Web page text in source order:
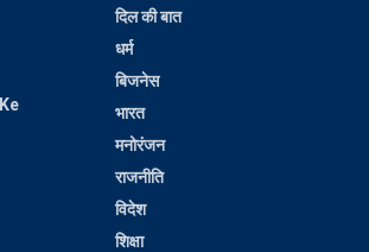
दिल की बात
धर्म
बिजनेस
भारत
मनोरंजन
राजनीति
विदेश
शिक्षा